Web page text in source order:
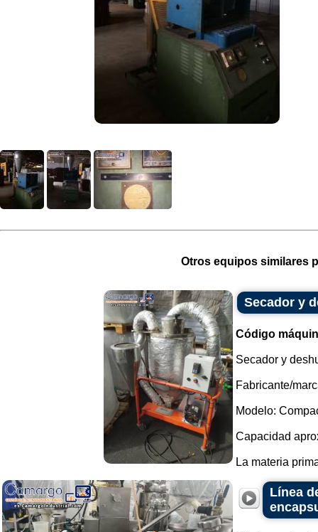
Otros equipos similares
Secador y
Código
Secador y
Fabricante/
Modelo:
Capacidad
La materia
Línea